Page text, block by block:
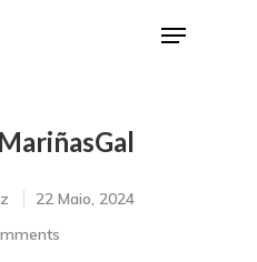
ESC to close
22 Maio, 2024